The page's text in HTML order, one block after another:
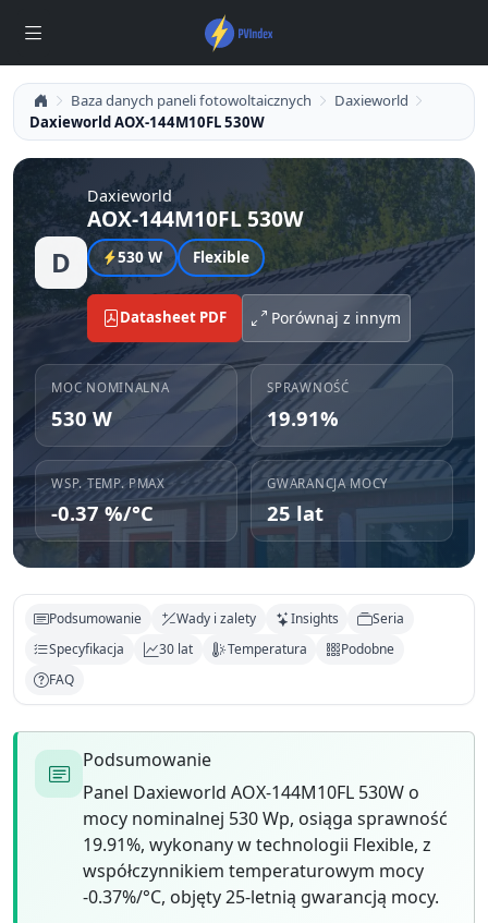
Baza danych paneli fotowoltaicznych
Daxieworld
Daxieworld AOX-144M10FL 530W
D
Daxieworld
AOX-144M10FL 530W
530 W Flexible
Datasheet PDF Porównaj z innym
MOC NOMINALNA
530 W
SPRAWNOŚĆ
19.91%
WSP. TEMP. PMAX
-0.37 %/°C
GWARANCJA MOCY
25 lat
Podsumowanie Wady i zalety Insights
Seria
Specyfikacja
30 lat Temperatura
Podobne
FAQ
Podsumowanie
Panel Daxieworld AOX-144M10FL 530W o
mocy nominalnej 530 Wp, osiąga sprawność
19.91%, wykonany w technologii Flexible, z
współczynnikiem temperaturowym mocy
-0.37%/°C, objęty 25-letnią gwarancją mocy.